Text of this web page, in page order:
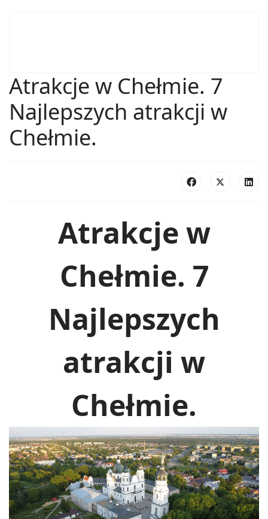
Atrakcje w Chełmie. 7
Najlepszych atrakcji w
Chełmie.
Atrakcje w
Chełmie. 7
Najlepszych
atrakcji w
Chełmie.